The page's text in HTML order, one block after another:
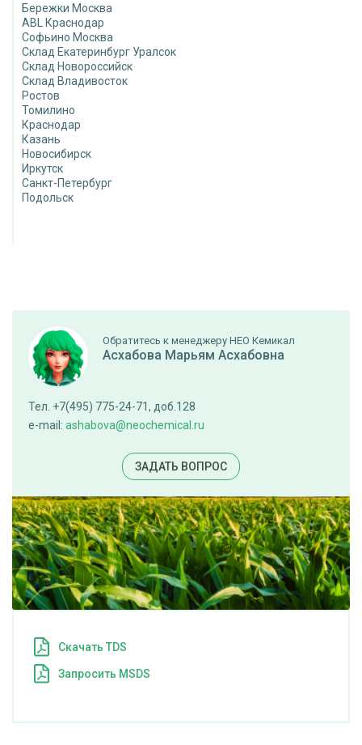
Бережки Москва
ABL Краснодар
Софьино Москва
Склад Екатеринбург Уралсок
Склад Новороссийск
Склад Владивосток
Ростов
Томилино
Краснодар
Казань
Новосибирск
Иркутск
Санкт-Петербург
Подольск
Обратитесь к менеджеру НЕО Кемикал
Асхабова Марьям Асхабовна
Тел. +7(495) 775-24-71, доб.128
e-mail: ashabova@neochemical.ru
ЗАДАТЬ ВОПРОС
Cкачать TDS
Запросить MSDS